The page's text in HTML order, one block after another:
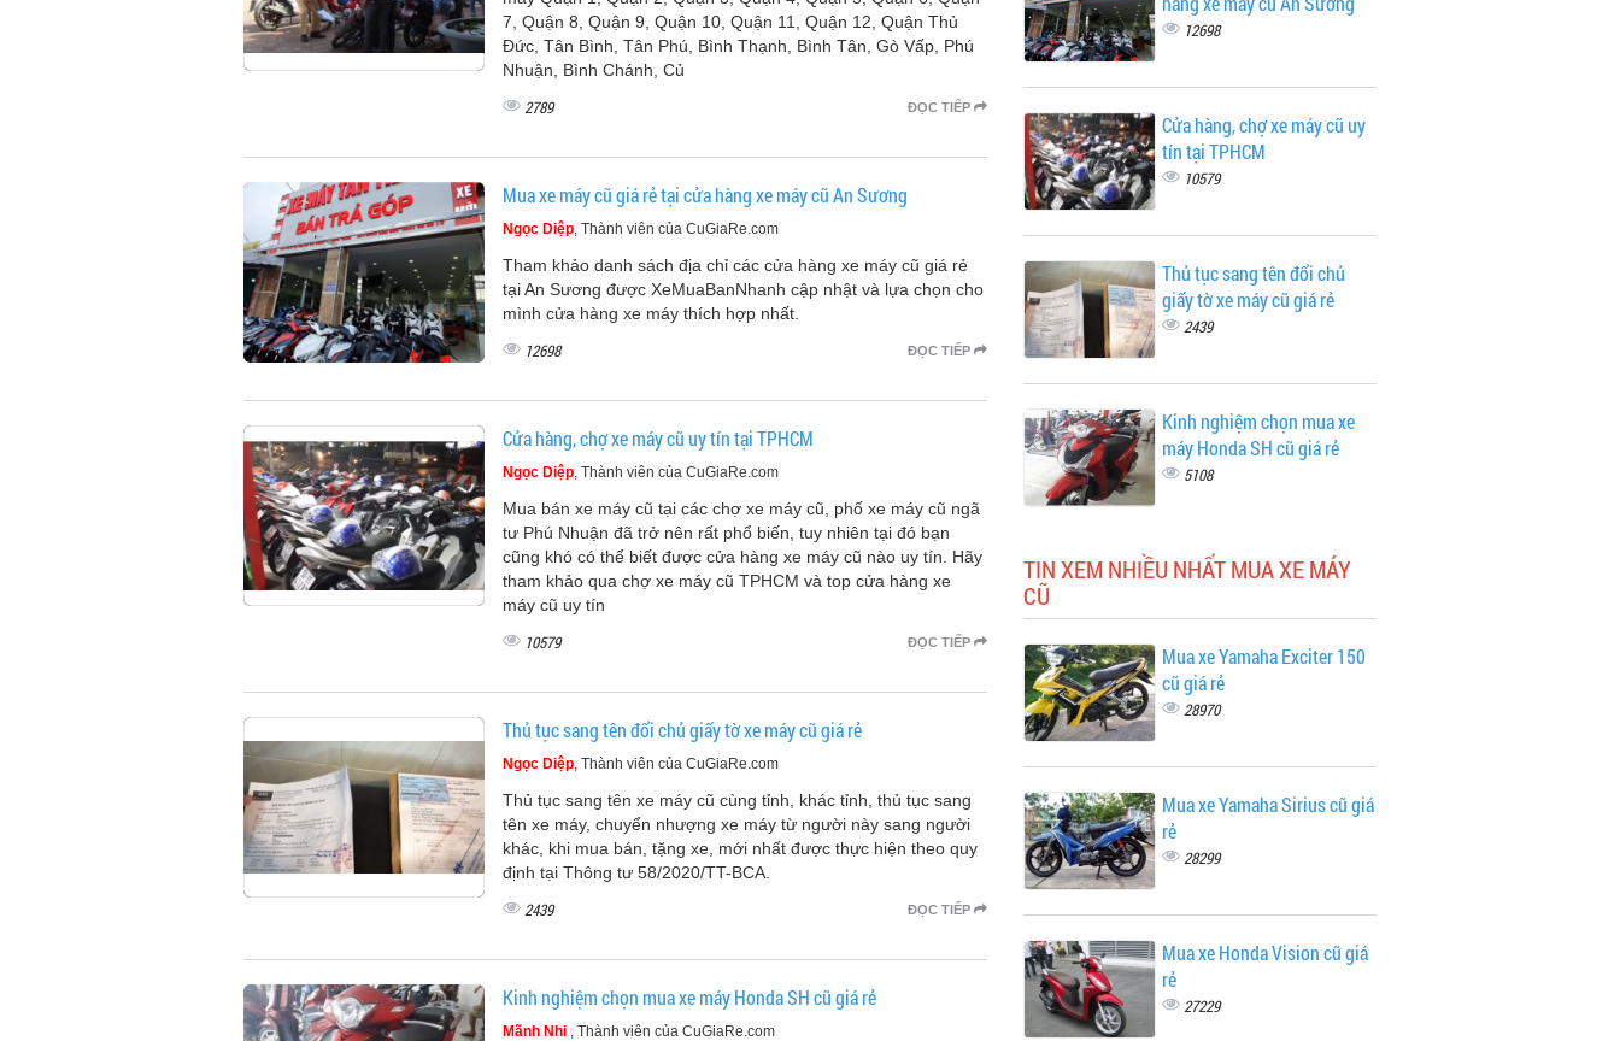
7, Quận 8, Quận 9, Quận 10, Quận 11, Quận 12, Quận Thủ
Đức, Tân Bình, Tân Phú, Bình Thạnh, Bình Tân, Gò Vấp, Phú
Nhuận, Bình Chánh, Củ
ĐỌC TIẾP
2789
Mua xe máy cũ giá rẻ tại cửa hàng xe máy cũ An Sương
Ngọc Diệp, Thành viên của CuGiaRe.com
Tham khảo danh sách địa chỉ các cửa hàng xe máy cũ giá rẻ
tại An Sương được XeMuaBanNhanh cập nhật và lựa chọn cho
mình cửa hàng xe máy thích hợp nhất.
ĐỌC TIẾP
12698
Cửa hàng, chợ xe máy cũ uy tín tại TPHCM
Ngọc Diệp, Thành viên của CuGiaRe.com
Mua bán xe máy cũ tại các chợ xe máy cũ, phố xe máy cũ ngã
tư Phú Nhuận đã trở nên rất phổ biến, tuy nhiên tại đó bạn
cũng khó có thể biết được cửa hàng xe máy cũ nào uy tín. Hãy
tham khảo qua chợ xe máy cũ TPHCM và top cửa hàng xe
máy cũ uy tín
ĐỌC TIẾP
10579
Thủ tục sang tên đổi chủ giấy tờ xe máy cũ giá rẻ
Ngọc Diệp, Thành viên của CuGiaRe.com
Thủ tục sang tên xe máy cũ cùng tỉnh, khác tỉnh, thủ tục sang
tên xe máy, chuyển nhượng xe máy từ người này sang người
khác, khi mua bán, tặng xe, mới nhất được thực hiện theo quy
định tại Thông tư 58/2020/TT-BCA.
ĐỌC TIẾP
2439
Kinh nghiệm chọn mua xe máy Honda SH cũ giá rẻ
Mãnh Nhi , Thành viên của CuGiaRe.com
12698
Cửa hàng, chợ xe máy cũ uy
tín tại TPHCM
10579
Thủ tục sang tên đổi chủ
giấy tờ xe máy cũ giá rẻ
2439
Kinh nghiệm chọn mua xe
máy Honda SH cũ giá rẻ
5108
TIN XEM NHIỀU NHẤT MUA XE MÁY
CŨ
Mua xe Yamaha Exciter 150
cũ giá rẻ
28970
Mua xe Yamaha Sirius cũ giá
rẻ
28299
Mua xe Honda Vision cũ giá
rẻ
27229